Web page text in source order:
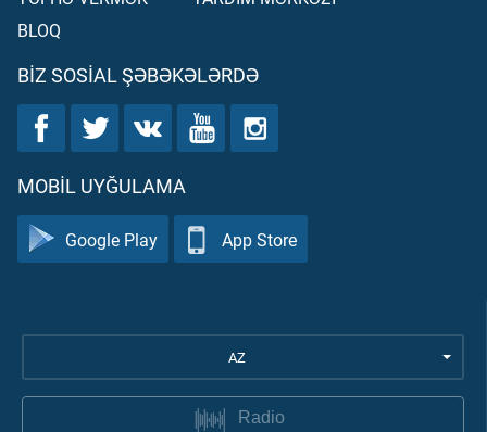
BLOQ
BIZ SOSIAL ŞƏBƏKƏLƏRDƏ
MOBIL UYĞULAMA
Google Play App Store
AZ
Radio